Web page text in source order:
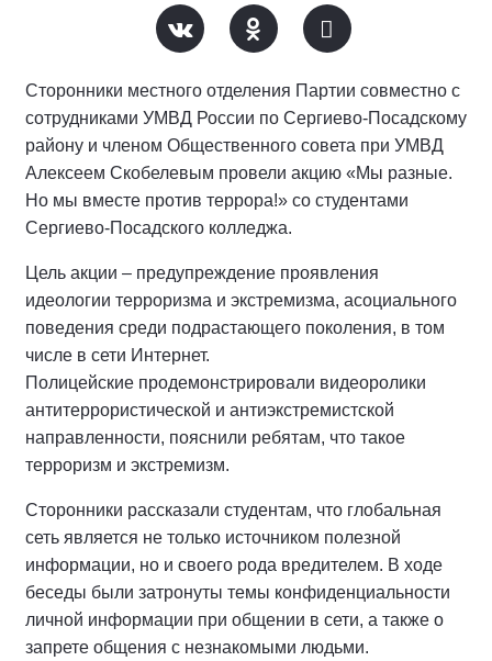
Сторонники местного отделения Партии совместно с
сотрудниками УМВД России по Сергиево-Посадскому
району и членом Общественного совета при УМВД
Алексеем Скобелевым провели акцию «Мы разные.
Но мы вместе против террора!» со студентами
Сергиево-Посадского колледжа.
Цель акции – предупреждение проявления
идеологии терроризма и экстремизма, асоциального
поведения среди подрастающего поколения, в том
числе в сети Интернет.
Полицейские продемонстрировали видеоролики
антитеррористической и антиэкстремистской
направленности, пояснили ребятам, что такое
терроризм и экстремизм.
Сторонники рассказали студентам, что глобальная
сеть является не только источником полезной
информации, но и своего рода вредителем. В ходе
беседы были затронуты темы конфиденциальности
личной информации при общении в сети, а также о
запрете общения с незнакомыми людьми.